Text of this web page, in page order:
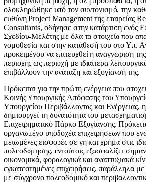
ολοκληρώθηκε υπό τον συντονισμό, την
ευθύνη Project Management της εταιρείας
Consultants, οδήγησε στην κατάρτιση ενός
Σχεδίου-Μελέτης με όλα τα στοιχεία που
νομοθεσία και στην κατάθεσή του στο Υπ.
προκειμένου να επιτευχθεί η αναγνώριση
περιοχής ως περιοχή με ιδιαίτερα
επιβάλλουν την ανάταξη και εξυγίανσή της.
Πρόκειται για την πρώτη ενέργεια που
Κοινής Υπουργικής Απόφασης του
Υπουργείου Περιβάλλοντος και Ενέργειας,
δημιουργεί τη δυνατότητα του
Επιχειρηματικό Πάρκο Εξυγίανσης.
οργανωμένο υποδοχέα επιχειρήσεων που
μειωμένες εισφορές σε γη και χρήμα στις
πολεοδόμησης, εντούτοις εξασφαλίζει
οικονομικά, φορολογικά και αναπτυξιακά
εγκατεστημένες επιχειρήσεις, παράλληλα
με σύγχρονο πολεοδομικό και